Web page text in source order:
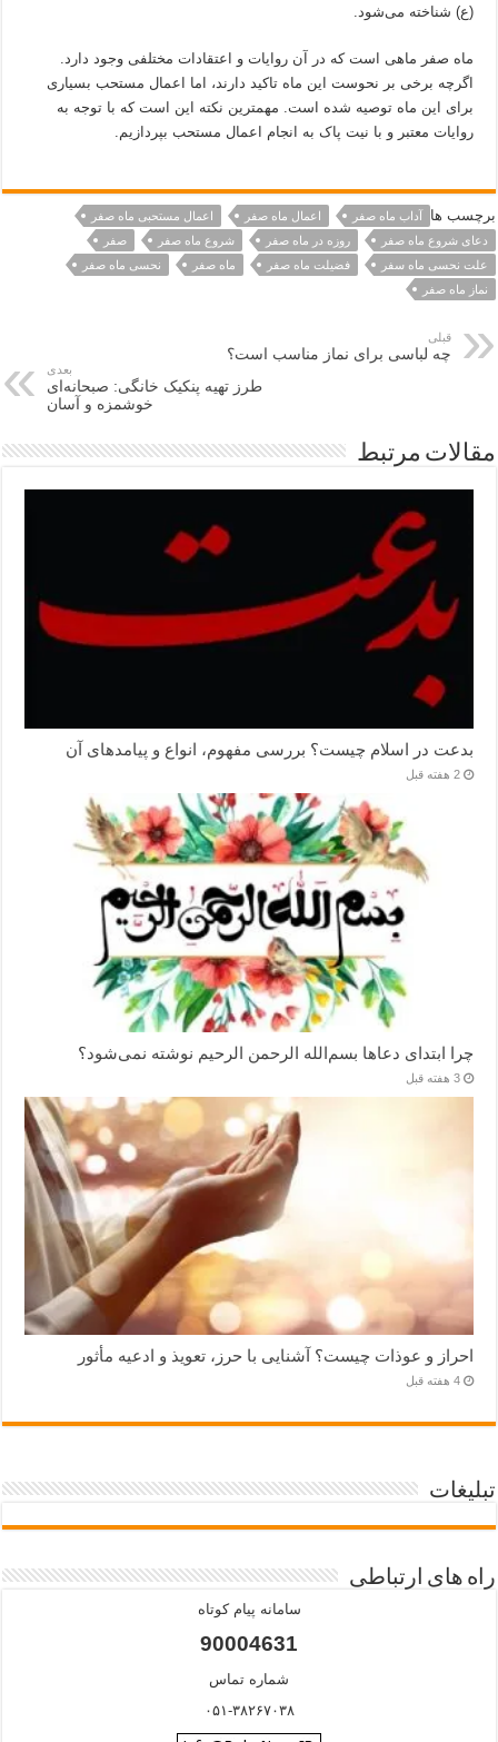
(ع) شناخته می‌شود.
ماه صفر ماهی است که در آن روایات و اعتقادات مختلفی وجود دارد.
اگرچه برخی بر نحوست این ماه تاکید دارند، اما اعمال مستحب بسیاری
برای این ماه توصیه شده است. مهمترین نکته این است که با توجه به
روایات معتبر و با نیت پاک به انجام اعمال مستحب بپردازیم.
برچسب ها آداب ماه صفر اعمال ماه صفر
اعمال مستحبی ماه صفر
دعای شروع ماه صفر
روزه در ماه صفر شروع ماه صفر
صفر
علت نحسی ماه سفر
فضیلت ماه صفر ماه صفر
نحسی ماه صفر
نماز ماه صفر
قبلی
چه لباسی برای نماز مناسب است؟
بعدی
طرز تهیه پنکیک خانگی: صبحانه‌ای
خوشمزه و آسان
مقالات مرتبط
بدعت در اسلام چیست؟ بررسی مفهوم، انواع و پیامدهای آن
2 هفته قبل
چرا ابتدای دعاها بسم‌الله الرحمن الرحیم نوشته نمی‌شود؟
3 هفته قبل
احراز و عوذات چیست؟ آشنایی با حرز، تعویذ و ادعیه مأثور
4 هفته قبل
تبلیغات
راه های ارتباطی
سامانه پیام کوتاه
90004631
شماره تماس
۰۵۱-۳۸۲۶۷۰۳۸